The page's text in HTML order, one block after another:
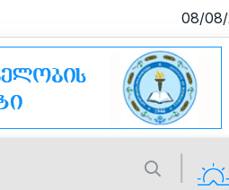
საიტი მუშაობს08/